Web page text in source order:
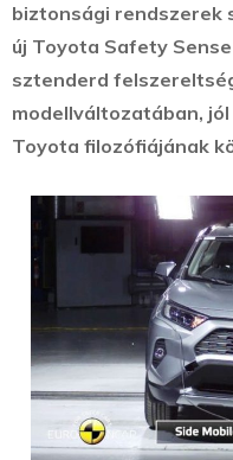
biztonsági rendszerek
új Toyota Safety
sztenderd
modellváltozatában,
Toyota filozófiájának